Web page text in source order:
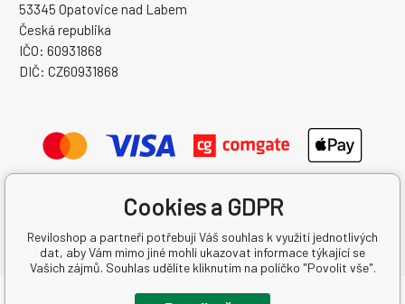
53345 Opatovice nad Labem
Česká republika
IČO: 60931868
DIČ: CZ60931868
Cookies a GDPR
Reviloshop a partneři potřebují Váš souhlas k využití jednotlivých
dat, aby Vám mimo jiné mohli ukazovat informace týkající se
Vašich zájmů. Souhlas udělíte kliknutím na políčko "Povolit vše".